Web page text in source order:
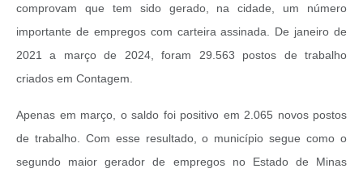
comprovam que tem sido gerado, na cidade, um número
importante de empregos com carteira assinada. De janeiro de
2021 a março de 2024, foram 29.563 postos de trabalho
criados em Contagem.
Apenas em março, o saldo foi positivo em 2.065 novos postos
de trabalho. Com esse resultado, o município segue como o
segundo maior gerador de empregos no Estado de Minas